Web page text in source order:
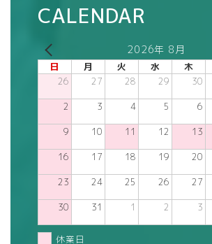
CALENDAR
2026年 8月
日 月 火 水 木
26 27 28 29 30
2 3 4 5 6
9 10 11 12 13
16 17 18 19 20
23 24 25 26 27
30 31 1 2 3
休業日